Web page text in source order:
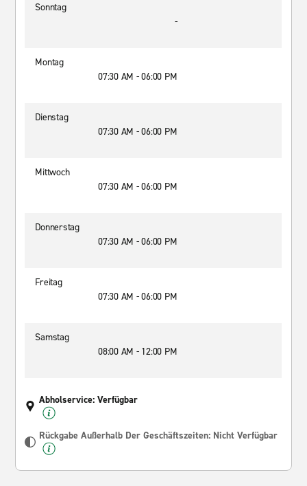
Sonntag
-
Montag
07:30 AM - 06:00 PM
Dienstag
07:30 AM - 06:00 PM
Mittwoch
07:30 AM - 06:00 PM
Donnerstag
07:30 AM - 06:00 PM
Freitag
07:30 AM - 06:00 PM
Samstag
08:00 AM - 12:00 PM
Abholservice: Verfügbar
Rückgabe Außerhalb Der Geschäftszeiten: Nicht Verfügbar